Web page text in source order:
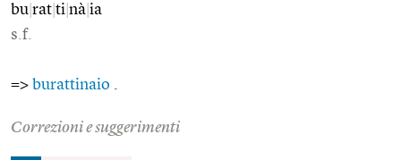
bu rat ti nà ia
s.f.
=> burattinaio
Correzioni e suggerimenti